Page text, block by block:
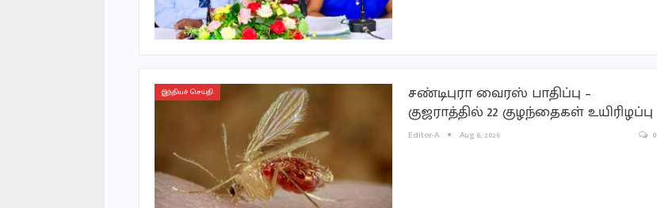
இந்தியச் செய்தி
சண்டிபுரா வைரஸ் பாதிப்பு –
குஜராத்தில் 22 குழந்தைகள் உயிரிழப்பு
Editor-A Aug 6, 2026 0